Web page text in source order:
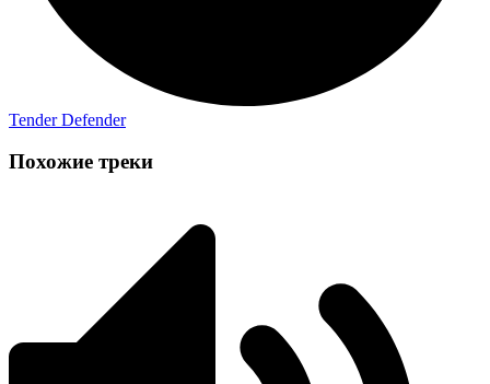
Tender Defender
Похожие треки